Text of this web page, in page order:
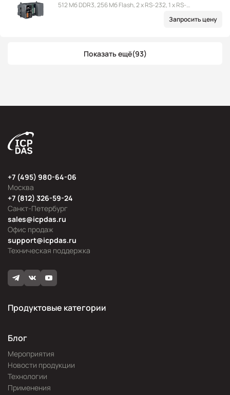
512 Мб DDR3, 256 Мб Flash, 2 x RS-232, 1 x RS-
microSD, 4 слота расширения, Win CE 7.0
Запросить цену
Показать ещё(93)
Москва
+7 (495) 980-64-06
Офис продаж
sales@icpdas.ru
Санкт-Петербург
+7 (812) 326-59-24
Техническая поддержка
support@icpdas.ru
Продуктовые категории
Блог
Мероприятия
Новости продукции
Технологии
Применения